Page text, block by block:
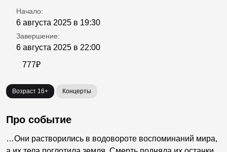
Начало:
6 августа 2025 в 19:30
Завершение:
6 августа 2025 в 22:00
777₽
Возраст 16+ Концерты
Про событие
…Они растворились в водовороте воспоминаний мира,